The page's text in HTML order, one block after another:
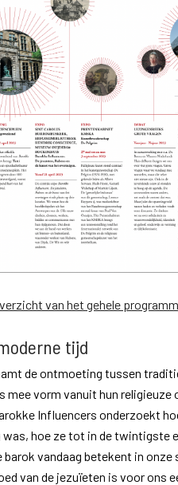
van het gehele
tijd
de ontmoeting tussen
mee vorm vanuit hun religieuze
Influencers onderzoekt
hoe ze tot in de twintigste
barok vandaag betekent in
van de jezuïeten is voor ons